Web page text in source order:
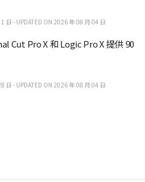
日 - UPDATED ON 2026 年 08 月 04 日
Cut Pro X 和 Logic Pro X 提供 90
日 - UPDATED ON 2026 年 08 月 04 日